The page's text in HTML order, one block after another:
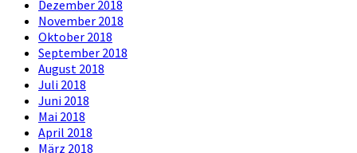
Dezember 2018
November 2018
Oktober 2018
September 2018
August 2018
Juli 2018
Juni 2018
Mai 2018
April 2018
März 2018